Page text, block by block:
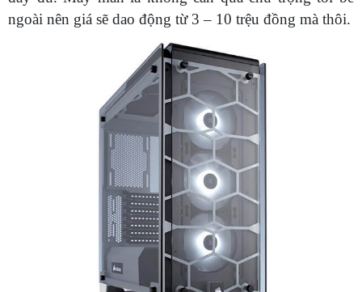
ngoài nên giá sẽ dao động từ 3 – 10 trệu đồng mà thôi.